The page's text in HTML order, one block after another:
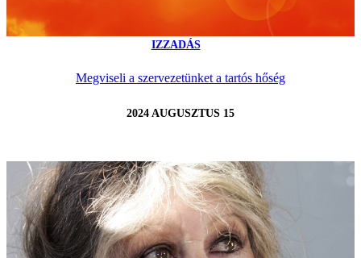
IZZADÁS
Megviseli a szervezetünket a tartós hőség
2024 AUGUSZTUS 15